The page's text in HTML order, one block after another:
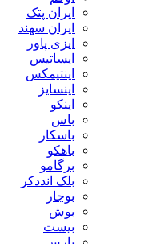
ایران پتک
ایران سهند
ایزی پاور
ایساتیس
اینتیمکس
اینسایز
اینکو
باس
باسکار
باهکو
برگامو
بلک انددکر
بوجار
بوش
بیست